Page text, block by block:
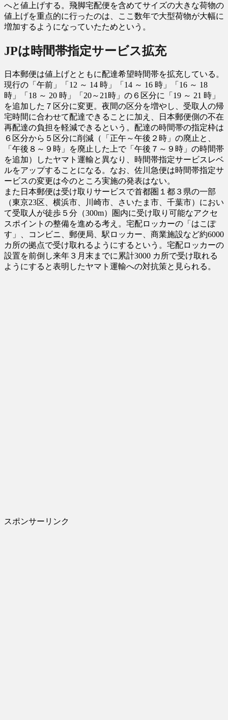
へと値上げする。飛脚宅配便を含めてサイズの大きな荷物の
値上げを重点的に行ったのは、ここ数年で大型荷物が大幅に
増加するようになっていたためという。
JPは時間帯指定サービス拡充
日本郵便は値上げとともに配達希望時間帯を拡充している。
現行の「午前」「12 ～ 14 時」「14 ～ 16 時」「16 ～ 18
時」「18 ～ 20 時」「20～21時」の６区分に「19 ～ 21 時」
を追加した７区分に変更。夜間の区分を増やし、受取人の帰
宅時間に合わせて配達できることに加え、日本郵便側の不在
再配達の負担を軽減できるという。配達の時間帯の指定枠は
６区分から５区分に削減（「正午～午後２時」の廃止と、
「午後８～９時」を廃止した上で「午後７～９時」の時間帯
を追加）したヤマト運輸と異なり、時間帯指定サービスレベ
ルをアップすることになる。なお、佐川急便は時間帯指定サ
ービスの変更は今のところ実施の発表はない。
また日本郵便は受け取りサービスで首都圏１都３県の一部
（東京23区、横浜市、川崎市、さいたま市、千葉市）におい
て受取人が徒歩５分（300m）圏内に受け取り可能なアクセ
スポイントの整備を進める考え。宅配ロッカーの「はこぽ
す」、コンビニ、郵便局、駅ロッカー、商業施設など約6000
カ所の拠点で受け取れるようにするという。宅配ロッカーの
設置を前倒し来年３月末までに累計3000 カ所で受け取れる
ようにすると表明したヤマト運輸への対抗策と見られる。
スポンサーリンク